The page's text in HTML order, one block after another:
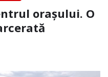
orașului. O